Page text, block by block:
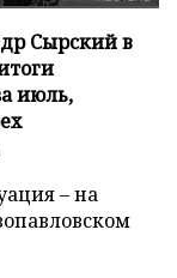
Сырский в
июль,
– на